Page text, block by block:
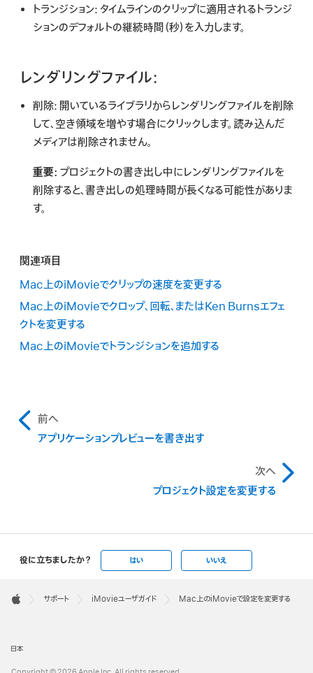
トランジション: タイムラインのクリップに適用されるトランジ
ションのデフォルトの継続時間（秒）を入力します。
レンダリングファイル:
削除: 開いているライブラリからレンダリングファイルを削除
して、空き領域を増やす場合にクリックします。読み込んだ
メディアは削除されません。
重要: プロジェクトの書き出し中にレンダリングファイルを
削除すると、書き出しの処理時間が長くなる可能性がありま
す。
関連項目
Mac上のiMovieでクリップの速度を変更する
Mac上のiMovieでクロップ、回転、またはKen Burnsエフェ
クトを変更する
Mac上のiMovieでトランジションを追加する
前へ
アプリケーションプレビューを書き出す
次へ
プロジェクト設定を変更する
役に立ちましたか？ はい いいえ
Footer

サポート iMovieユーザガイド Mac上のiMovieで設定を変更する
日本